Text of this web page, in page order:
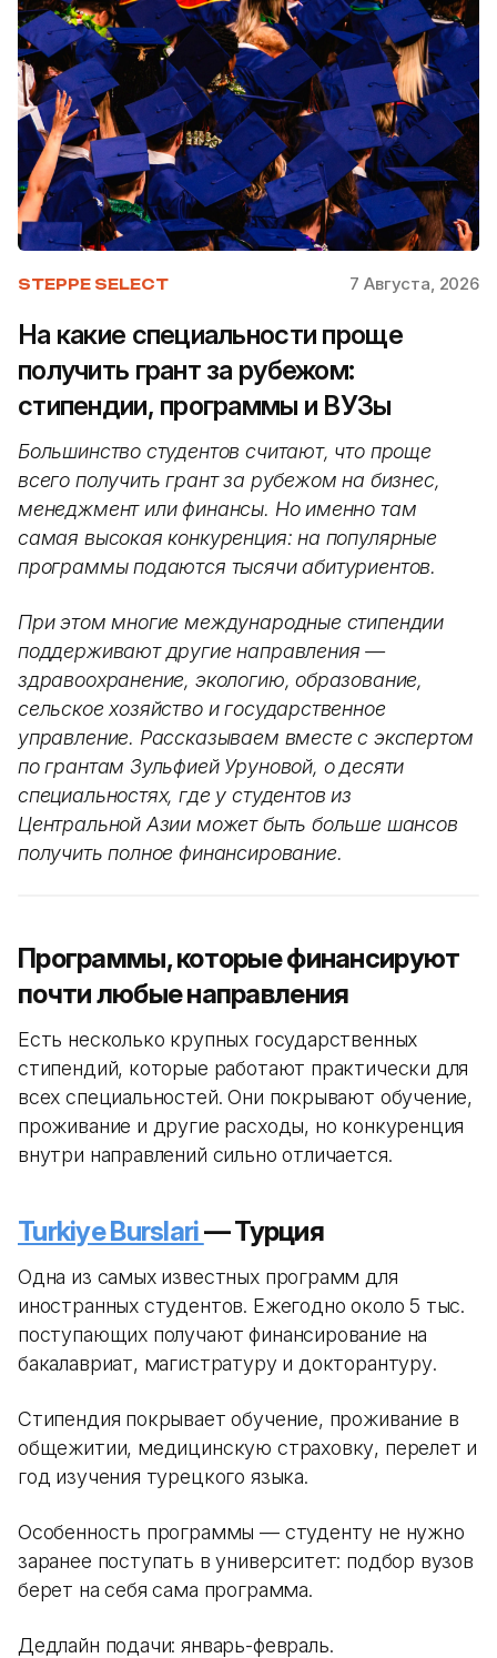
STEPPE SELECT 7 Августа, 2026
На какие специальности проще
получить грант за рубежом:
стипендии, программы и ВУЗы
Большинство студентов считают, что проще
всего получить грант за рубежом на бизнес,
менеджмент или финансы. Но именно там
самая высокая конкуренция: на популярные
программы подаются тысячи абитуриентов.
При этом многие международные стипендии
поддерживают другие направления —
здравоохранение, экологию, образование,
сельское хозяйство и государственное
управление. Рассказываем вместе с экспертом
по грантам Зульфией Уруновой, о десяти
специальностях, где у студентов из
Центральной Азии может быть больше шансов
получить полное финансирование.
Программы, которые финансируют
почти любые направления
Есть несколько крупных государственных
стипендий, которые работают практически для
всех специальностей. Они покрывают обучение,
проживание и другие расходы, но конкуренция
внутри направлений сильно отличается.
Turkiye Burslari— Турция
Одна из самых известных программ для
иностранных студентов. Ежегодно около 5 тыс.
поступающих получают финансирование на
бакалавриат, магистратуру и докторантуру.
Стипендия покрывает обучение, проживание в
общежитии, медицинскую страховку, перелет и
год изучения турецкого языка.
Особенность программы — студенту не нужно
заранее поступать в университет: подбор вузов
берет на себя сама программа.
Дедлайн подачи: январь-февраль.